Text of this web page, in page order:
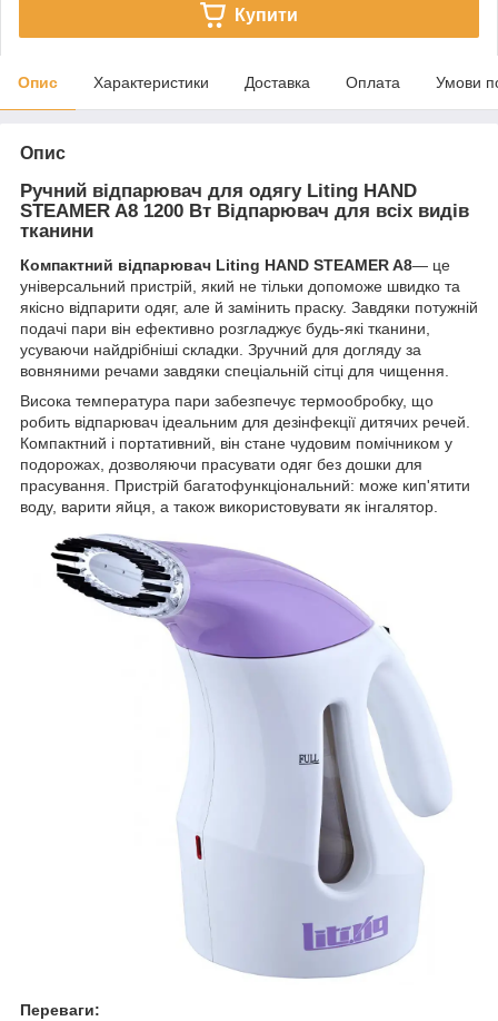
Купити
Опис Характеристики Доставка Оплата Умови
Опис
Ручний відпарювач для одягу Liting HAND
STEAMER A8 1200 Вт Відпарювач для всіх видів
тканини
Компактний відпарювач Liting HAND STEAMER A8— це
універсальний пристрій, який не тільки допоможе швидко та
якісно відпарити одяг, але й замінить праску. Завдяки потужній
подачі пари він ефективно розгладжує будь-які тканини,
усуваючи найдрібніші складки. Зручний для догляду за
вовняними речами завдяки спеціальній сітці для чищення.
Висока температура пари забезпечує термообробку, що
робить відпарювач ідеальним для дезінфекції дитячих речей.
Компактний і портативний, він стане чудовим помічником у
подорожах, дозволяючи прасувати одяг без дошки для
прасування. Пристрій багатофункціональний: може кип'ятити
воду, варити яйця, а також використовувати як інгалятор.
Переваги: